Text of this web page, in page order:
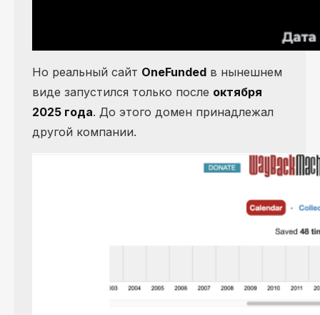
Но реальный сайт OneFunded в нынешнем
виде запустился только после октября
2025 года. До этого домен принадлежал
другой компании.